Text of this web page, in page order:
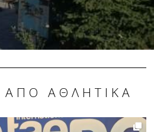
ΑΠΌ ΑΘΛΗΤΙΚΆ